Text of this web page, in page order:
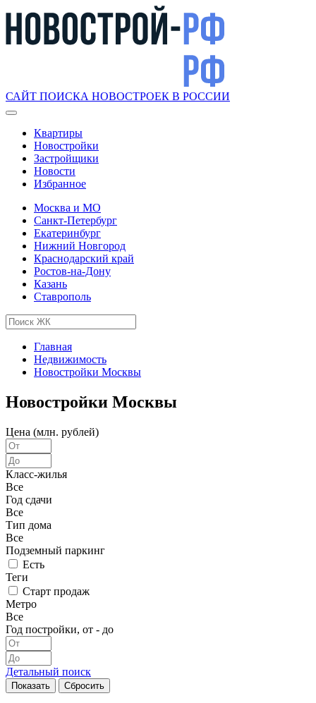
САЙТ ПОИСКА НОВОСТРОЕК В РОССИИ
Квартиры
Новостройки
Застройщики
Новости
Избранное
Москва и МО
Санкт-Петербург
Екатеринбург
Нижний Новгород
Краснодарский край
Ростов-на-Дону
Казань
Ставрополь
Главная
Недвижимость
Новостройки Москвы
Новостройки Москвы
Цена (млн. рублей)
Класс-жилья
Все
Год сдачи
Все
Тип дома
Все
Подземный паркинг
Есть
Теги
Старт продаж
Метро
Все
Год постройки, от - до
Детальный поиск